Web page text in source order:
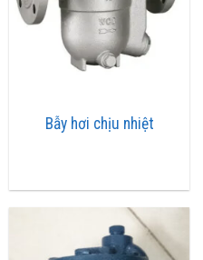
đơn giản với các bộ phận như:
cửa xả nước ngưng, cửa hơi ra
số hãng có phủ thêm 1 lớp
oxy hóa, chống bám bụi và có
Bẫy hơi chịu nhiệt